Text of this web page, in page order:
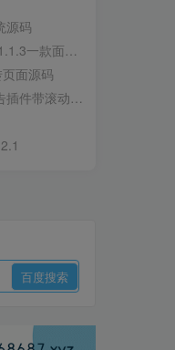
源码
讯类站点的 WordPress 主题
面源码
带滚动公告